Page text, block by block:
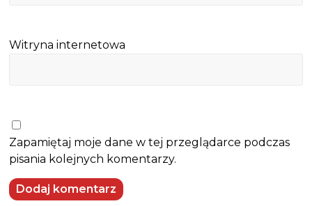
Witryna internetowa
Zapamiętaj moje dane w tej przeglądarce podczas
pisania kolejnych komentarzy.